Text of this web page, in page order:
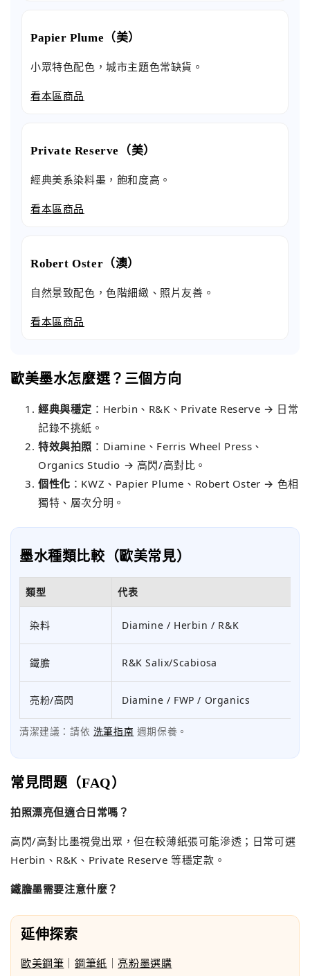
Papier Plume（美）
小眾特色配色，城市主題色常缺貨。
看本區商品
Private Reserve（美）
經典美系染料墨，飽和度高。
看本區商品
Robert Oster（澳）
自然景致配色，色階細緻、照片友善。
看本區商品
歐美墨水怎麼選？三個方向
經典與穩定 ：Herbin、R&K、Private Reserve → 日常
記錄不挑紙。
特效與拍照 ：Diamine、Ferris Wheel Press、
Organics Studio → 高閃/高對比。
個性化 ：KWZ、Papier Plume、Robert Oster → 色相
獨特、層次分明。
墨水種類比較（歐美常見）
類型 代表
染料 Diamine / Herbin / R&K
鐵膽 R&K Salix/Scabiosa
亮粉/高閃 Diamine / FWP / Organics
清潔建議：請依 洗筆指南 週期保養。
常見問題（FAQ）
拍照漂亮但適合日常嗎？
高閃/高對比墨視覺出眾，但在較薄紙張可能滲透；日常可選
Herbin、R&K、Private Reserve 等穩定款。
鐵膽墨需要注意什麼？
延伸探索
歐美鋼筆 ｜鋼筆紙 ｜亮粉墨選購